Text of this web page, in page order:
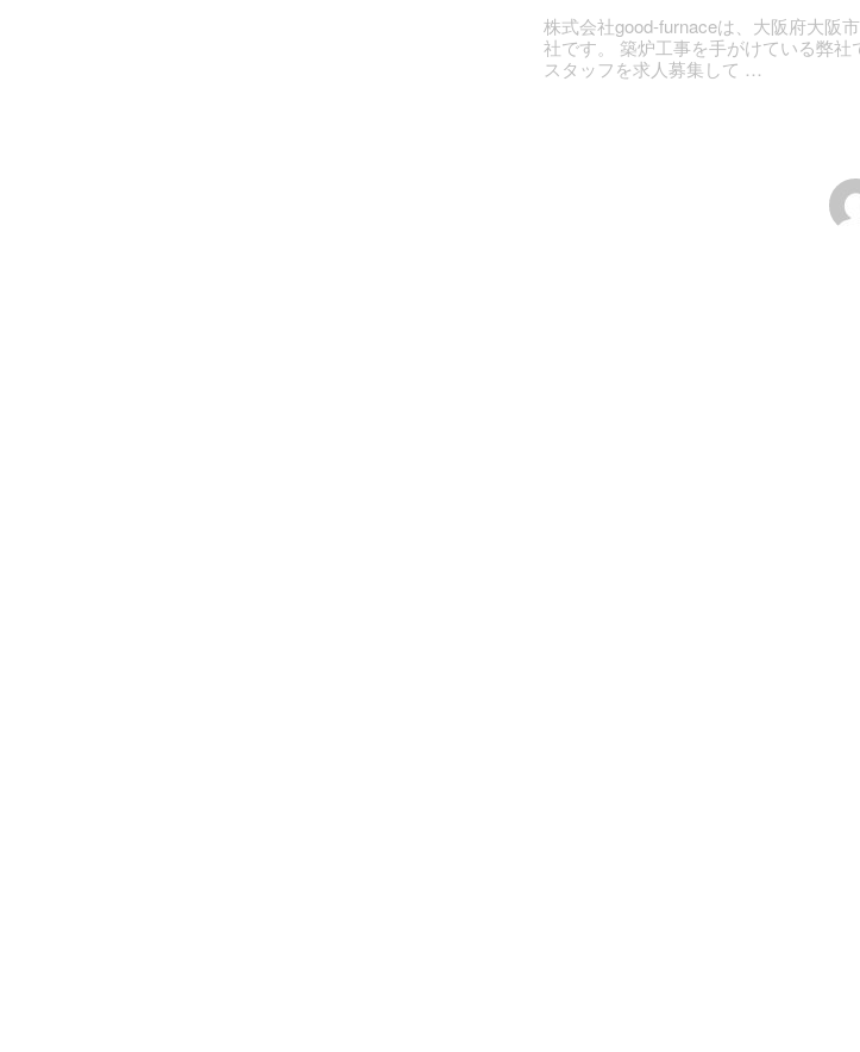
株式会社good-furnaceは、大阪府大阪
社です。 築炉工事を手がけている弊社
スタッフを求人募集して …